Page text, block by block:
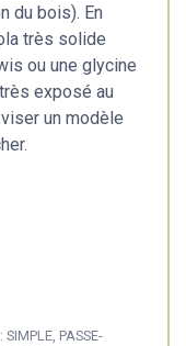
du bois). En
très solide
ou une glycine
exposé au
un modèle
SIMPLE, PASSE-